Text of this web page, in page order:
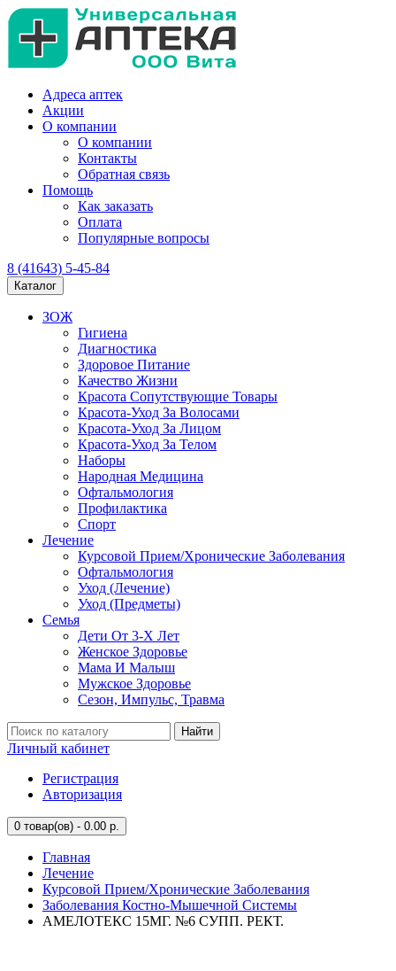
Адреса аптек
Акции
О компании
О компании
Контакты
Обратная связь
Помощь
Как заказать
Оплата
Популярные вопросы
8 (41643) 5-45-84
Каталог
ЗОЖ
Гигиена
Диагностика
Здоровое Питание
Качество Жизни
Красота Сопутствующие Товары
Красота-Уход За Волосами
Красота-Уход За Лицом
Красота-Уход За Телом
Наборы
Народная Медицина
Офтальмология
Профилактика
Спорт
Лечение
Курсовой Прием/Хронические Заболевания
Офтальмология
Уход (Лечение)
Уход (Предметы)
Семья
Дети От 3-Х Лет
Женское Здоровье
Мама И Малыш
Мужское Здоровье
Сезон, Импульс, Травма
Найти
Личный кабинет
Регистрация
Авторизация
0 товар(ов) - 0.00 р.
Главная
Лечение
Курсовой Прием/Хронические Заболевания
Заболевания Костно-Мышечной Системы
АМЕЛОТЕКС 15МГ. №6 СУПП. РЕКТ.